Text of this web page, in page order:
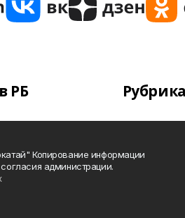
РБ
Копирование информации
администрации.